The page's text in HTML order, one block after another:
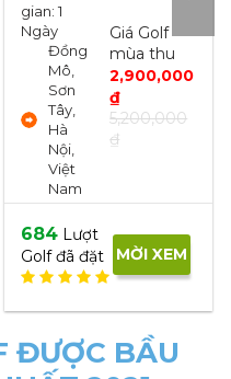
Thời
gian: 3
Ngày
3
vòng
Golf +
KS 5*
Giá Golf
mùa thu
6,350,000
₫
1717Lượt
Golf đã đặt
MỜI XEM
ĐƯỢC BẦU